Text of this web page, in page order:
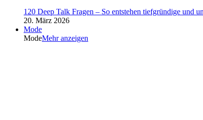
120 Deep Talk Fragen – So entstehen tiefgründige und
20. März 2026
Mode
ModeMehr anzeigen